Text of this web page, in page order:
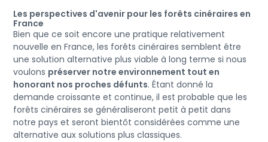
Les perspectives d'avenir pour les forêts cinéraires en
France
Bien que ce soit encore une pratique relativement
nouvelle en France, les forêts cinéraires semblent être
une solution alternative plus viable à long terme si nous
voulons préserver notre environnement tout en
honorant nos proches défunts. Étant donné la
demande croissante et continue, il est probable que les
forêts cinéraires se généraliseront petit à petit dans
notre pays et seront bientôt considérées comme une
alternative aux solutions plus classiques.